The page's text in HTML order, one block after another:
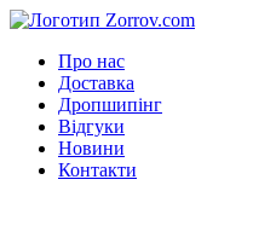
Про нас
Доставка
Дропшипінг
Відгуки
Новини
Контакти